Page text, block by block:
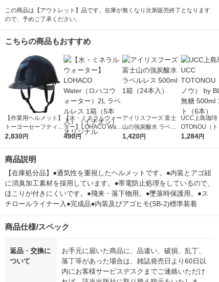
この商品は【アウトレット】品です。在庫が無くなり次第販売終了となります
ので、予めご了承ください。
こちらの商品もおすすめ
【作業用ヘルメット】
トーヨーセーフティ T
OYO SAFETY ヘルメ
2,830円
【水・ミネラルウォー
ター】LOHACO Wate
r（ロハコウォータ
490円
アイリスフーズ 富士
山の強炭酸水 ラベル
レス 500ml 1箱（24
1,420円
UCC上島珈琲
OTONOU（
ウ） by
1,284円
商品説明
【在庫処分品】●通気性を重視したヘルメットです。●内装とアゴ紐
に消臭加工素材を採用しています。●帯電防止処理をしているので、
ほこりが付きにくいです。●飛来・落下物用。●墜落時保護用。●ス
チロールライナー入●完成品●内装及びアゴヒモ(SB-2)標準装着
商品仕様/スペック
返品・交換に
ついて
お手元に届いた商品に、品違い、破損、乱丁、
落丁等があった場合は、雑誌発売日より60日以
内にお客様サービスデスクまでご連絡いただけ